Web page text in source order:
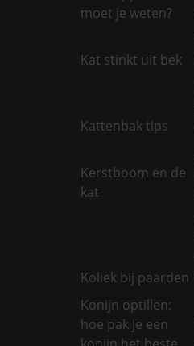
moet je weten?
Kat stinkt uit bek
Kattenbak tips
Kerstboom en de
kat
Koliek bij paarden
Konijn optillen:
hoe pak je een